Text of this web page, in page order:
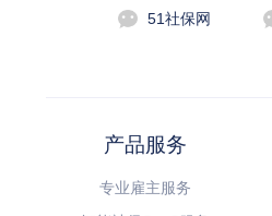
51社保网
产品服务
专业雇主服务